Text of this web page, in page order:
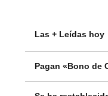
Las + Leídas hoy
Pagan «Bono de